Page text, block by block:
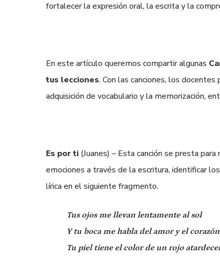
fortalecer la expresión oral, la escrita y la
En este artículo queremos compartir algunas
tus lecciones. Con las canciones, los docentes
adquisición de vocabulario y la memorización,
Es por ti (Juanes) – Esta canción se presta
emociones a través de la escritura, identificar
lírica en el siguiente fragmento.
Tus ojos me llevan lentamente al sol
Y tu boca me habla del amor y el corazón
Tu piel tiene el color de un rojo